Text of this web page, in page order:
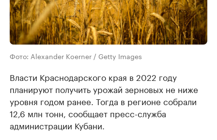
Фото: Alexander Koerner / Getty Images
Власти Краснодарского края в 2022 году
планируют получить урожай зерновых не ниже
уровня годом ранее. Тогда в регионе собрали
12,6 млн тонн, сообщает пресс-служба
администрации Кубани.